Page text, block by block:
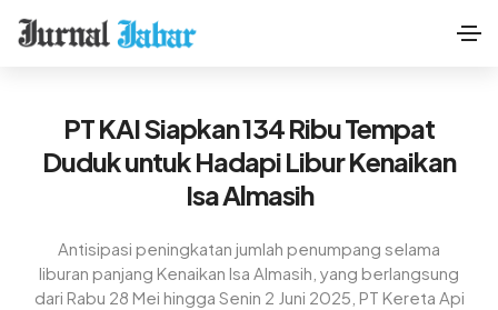
PT KAI Siapkan 134 Ribu Tempat
Duduk untuk Hadapi Libur Kenaikan
Isa Almasih
Antisipasi peningkatan jumlah penumpang selama
liburan panjang Kenaikan Isa Almasih, yang berlangsung
dari Rabu 28 Mei hingga Senin 2 Juni 2025, PT Kereta Api